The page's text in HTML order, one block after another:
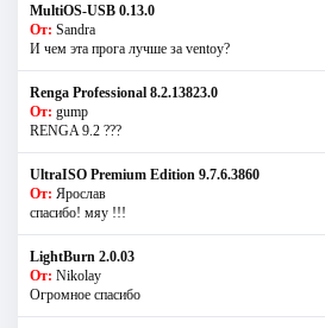
MultiOS-USB 0.13.0
От: Sandra
И чем эта прога лучше за ventoy?
Renga Professional 8.2.13823.0
От: gump
RENGA 9.2 ???
UltraISO Premium Edition 9.7.6.3860
От: Ярослав
спасибо! мяу !!!
LightBurn 2.0.03
От: Nikolay
Огромное спасибо